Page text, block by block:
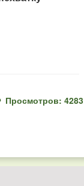
Просмотров: 4283